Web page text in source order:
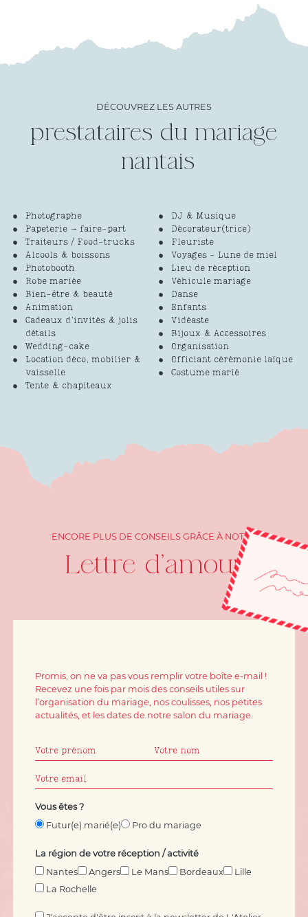
DÉCOUVREZ LES AUTRES
prestataires du mariage
Photographe
Papeterie – faire-part
Traiteurs / Food-trucks
Alcools & boissons
Photobooth
Robe mariée
Bien-être & beauté
Animation
Cadeaux d’invités & jolis
détails
Wedding-cake
Location déco, mobilier &
vaisselle
Tente & chapiteaux
DJ & Musique
Décorateur(trice)
Fleuriste
Voyages - Lune de miel
Lieu de réception
Véhicule mariage
Danse
Enfants
Vidéaste
Bijoux & Accessoires
Organisation
Officiant cérémonie laïque
Costume marié
ENCORE PLUS DE CONSEILS GRÂCE À NOTRE
Lettre d'amour
Vous êtes ?
Futur(e) marié(e)
Pro du mariage
La région de votre réception / activité
Nantes
Angers Le Mans Bordeaux
Lille
La Rochelle
Promis, on ne va pas vous remplir votre boîte e-mail !
Recevez une fois par mois des conseils utiles sur
l’organisation du mariage, nos coulisses, nos petites
actualités, et les dates de notre salon du mariage.